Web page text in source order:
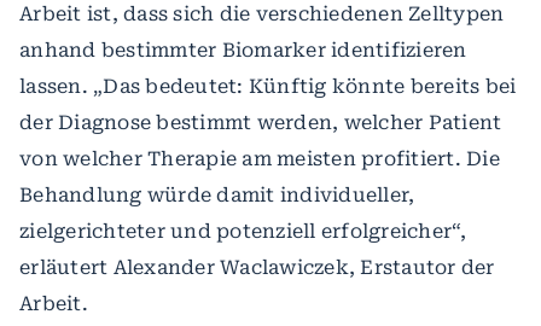
Arbeit ist, dass sich die verschiedenen Zelltypen
anhand bestimmter Biomarker identifizieren
lassen. „Das bedeutet: Künftig könnte bereits bei
der Diagnose bestimmt werden, welcher Patient
von welcher Therapie am meisten profitiert. Die
Behandlung würde damit individueller,
zielgerichteter und potenziell erfolgreicher“,
erläutert Alexander Waclawiczek, Erstautor der
Arbeit.